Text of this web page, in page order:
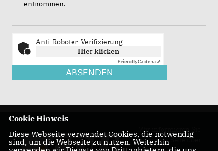
entnommen.
Anti-Roboter-Verifizierung
Hier klicken
FriendlyCaptcha ⇗
ABSENDEN
Wir informieren Sie
auf dieser Seite über
Cookie Hinweis
Diese Webseite verwendet Cookies, die notwendig
sind, um die Webseite zu nutzen. Weiterhin